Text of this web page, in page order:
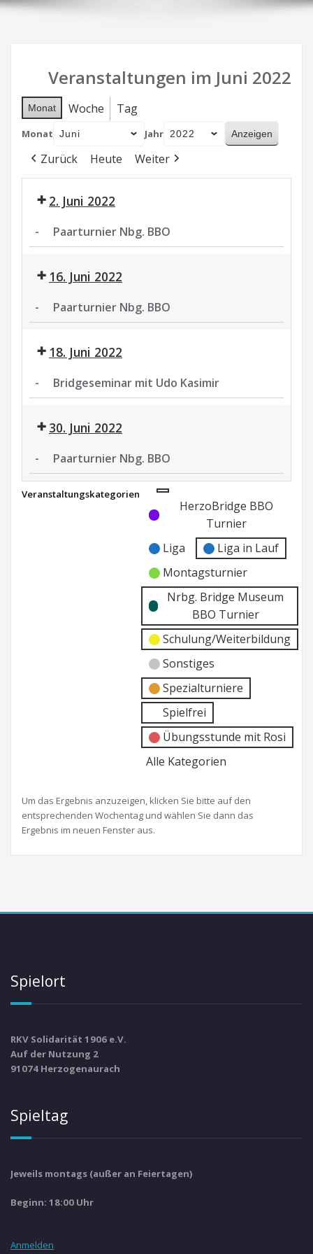
Veranstaltungen im Juni 2022
Monat Woche Tag
Monat Jahr
Zurück Heute Weiter
2. Juni 2022
- Paarturnier Nbg. BBO
Nbg.
BBO 16. Juni 2022
- Paarturnier Nbg. BBO
Nbg.
BBO 18. Juni 2022
- Bridgeseminar mit Udo Kasimir
mit
Udo 30. Juni 2022
- Paarturnier Nbg. BBO
Paarturnier
Nbg.
Veranstaltungskategorien
Kategorie
ohne
Kategorie
HerzoBridge BBO
Turnier
Liga
Liga in Lauf
Montagsturnier
Nrbg. Bridge Museum
BBO Turnier
Schulung/Weiterbildung
Sonstiges
Spezialturniere
Spielfrei
Übungsstunde mit Rosi
Alle Kategorien
Um das Ergebnis anzuzeigen, klicken Sie bitte auf den
entsprechenden Wochentag und wählen Sie dann das
Ergebnis im neuen Fenster aus.
Spielort
RKV Solidarität 1906 e.V.
Auf der Nutzung 2
91074 Herzogenaurach
Spieltag
Jeweils montags (außer an Feiertagen)
Beginn: 18:00 Uhr
Anmelden